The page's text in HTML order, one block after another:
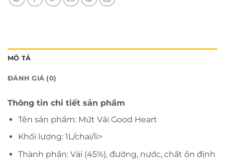
MÔ TẢ
ĐÁNH GIÁ (0)
Thông tin chi tiết sản phẩm
Tên sản phẩm: Mứt Vải Good Heart
Khối lượng: 1L/chai/li>
Thành phần: Vải (45%), đường, nước, chất ổn định